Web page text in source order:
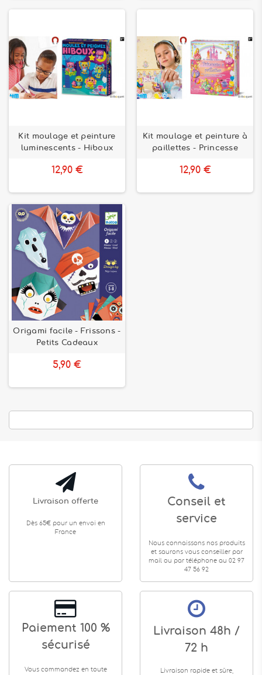
Kit moulage et peinture
luminescents - Hiboux
12,90 €
Kit moulage et peinture à
paillettes - Princesse
12,90 €
Origami facile - Frissons -
Petits Cadeaux
5,90 €
Livraison offerte
Dès 65€ pour un envoi en
France
Conseil et
service
Nous connaissons nos produits
et saurons vous conseiller par
mail ou par téléphone au 02 97
47 56 92
Paiement 100 %
sécurisé
Vous commandez en toute
Livraison 48h /
72 h
Livraison rapide et sûre,